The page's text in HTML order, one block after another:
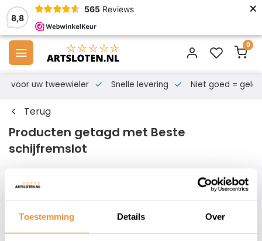
Toestemming Details Over
8,8
565 Reviews ×
0
voor uw tweewieler Snelle levering Niet goed = geld
Terug
Producten getagd met Beste
schijfremslot
Filters